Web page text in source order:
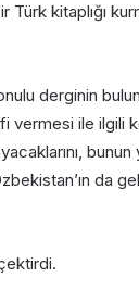
Türk kitaplığı
derginin
vermesi ile ilgili
bunun
da